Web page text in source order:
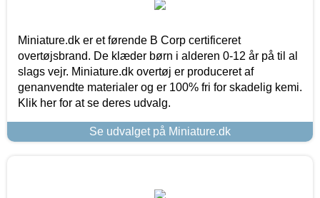
Miniature.dk er et førende B Corp certificeret
overtøjsbrand. De klæder børn i alderen 0-12 år på til al
slags vejr. Miniature.dk overtøj er produceret af
genanvendte materialer og er 100% fri for skadelig kemi.
Klik her for at se deres udvalg.
Se udvalget på Miniature.dk